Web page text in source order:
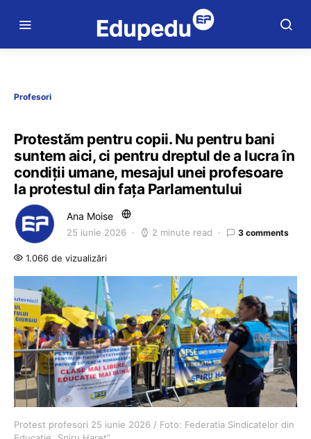
Profesori
Protestăm pentru copii. Nu pentru bani
suntem aici, ci pentru dreptul de a lucra în
condiții umane, mesajul unei profesoare
la protestul din fața Parlamentului
Ana Moise
25 iunie 2026 2 minute read 3 comments
1.066 de vizualizări
Protest profesori 25 iunie 2026 / Foto: Federatia Sindicatelor din